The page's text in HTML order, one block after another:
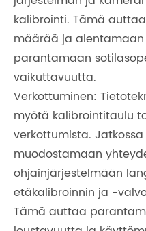
kalibrointi. Tämä
määrää ja alentamaan
parantamaan
vaikuttavuutta.
Verkottuminen:
myötä kalibrointitaulu
verkottumista.
muodostamaan
ohjainjärjestelmään
etäkalibroinnin ja -
Tämä auttaa